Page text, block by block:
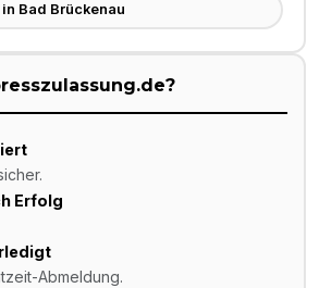
Bad Brückenau
Erfolg
Abmeldung.